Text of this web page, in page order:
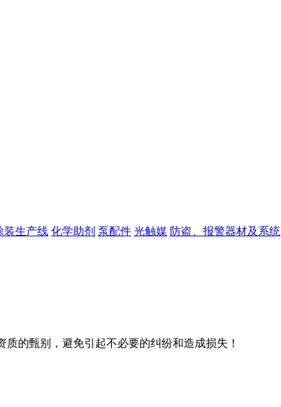
装生产线 化学助剂 泵配件 光触媒 防盗、报警器材及系统
的甄别，避免引起不必要的纠纷和造成损失！